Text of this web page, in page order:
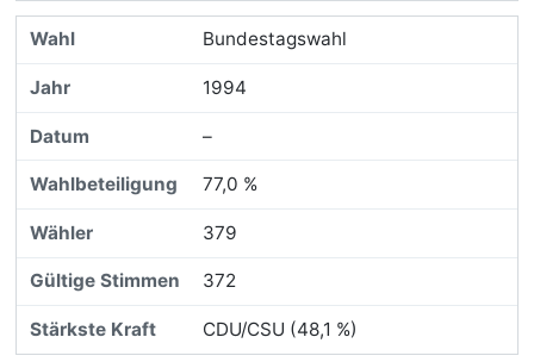
Bundestagswahl
1994
–
77,0 %
379
372
CDU/CSU (48,1 %)